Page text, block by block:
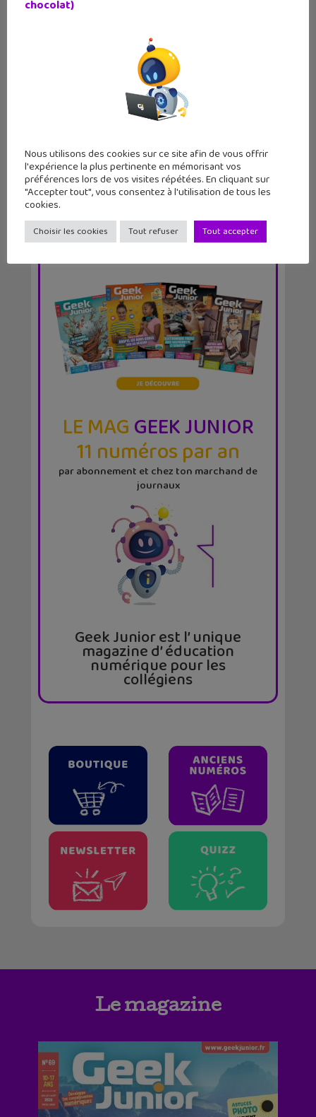
Vocageek #32 : adresse symbolique,
LE MAGGEEK JUNIOR
11 numéros par an
par abonnement et chez ton marchand de
journaux
Geek Junior est l’ unique
magazine d’ éducation
numérique pour les
collégiens
Le magazine
chocolat)
Nous utilisons des cookies sur ce site afin de vous offrir
l'expérience la plus pertinente en mémorisant vos
préférences lors de vos visites répétées. En cliquant sur
"Accepter tout", vous consentez à l'utilisation de tous les
cookies.
Choisir les cookies Tout refuser Tout accepter